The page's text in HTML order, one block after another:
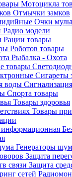
Мотоцикла
Отмычки замков
Очки
Радио модели
Рации товары
Роботов товары
Рыбалка - Охота
Сигареты
Спорта товары
Товары здоровья
Товары при
Генераторы
Защита
Защита